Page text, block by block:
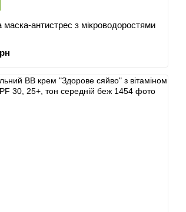
маска-антистрес з мікроводоростями